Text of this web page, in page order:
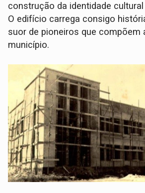
construção da identidade
O edifício carrega consigo
suor de pioneiros que compõem
município.